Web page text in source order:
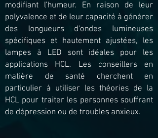
modifiant l'humeur. En raison de leur
polyvalence et de leur capacité à générer
des longueurs d'ondes lumineuses
spécifiques et hautement ajustées, les
lampes à LED sont idéales pour les
applications HCL. Les conseillers en
matière de santé cherchent en
particulier à utiliser les théories de la
HCL pour traiter les personnes souffrant
de dépression ou de troubles anxieux.